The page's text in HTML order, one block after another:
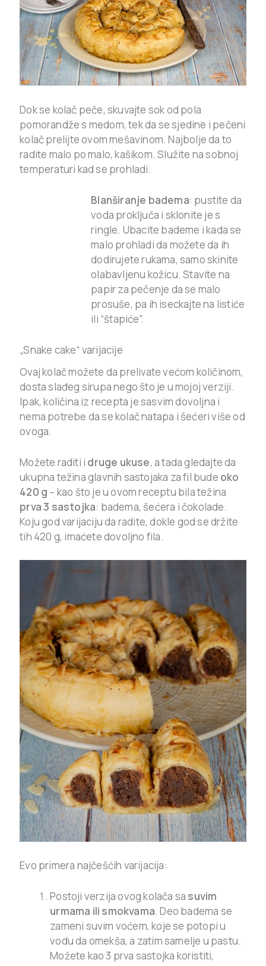
Dok se kolač peče, skuvajte sok od pola
pomorandže s medom, tek da se sjedine i pečeni
kolač prelijte ovom mešavinom. Najbolje da to
radite malo po malo, kašikom. Služite na sobnoj
temperaturi kad se prohladi.
Blanširanje badema: pustite da
voda proključa i sklonite je s
ringle. Ubacite bademe i kada se
malo prohladi da možete da ih
dodirujete rukama, samo skinite
olabavljenu kožicu. Stavite na
papir za pečenje da se malo
prosuše, pa ih iseckajte na listiće
ili “štapiće”.
„Snake cake“ varijacije
Ovaj kolač možete da prelivate većom količinom,
dosta slađeg sirupa nego što je u mojoj verziji.
Ipak, količina iz recepta je sasvim dovoljna i
nema potrebe da se kolač natapa i šećeri više od
ovoga.
Možete raditi i druge ukuse, a tada gledajte da
ukupna težina glavnih sastojaka za fil bude oko
420 g – kao što je u ovom receptu bila težina
prva 3 sastojka: badema, šećera i čokolade.
Koju god varijaciju da radite, dokle god se držite
tih 420 g, imaćete dovoljno fila.
Evo primera najčešćih varijacija:
Postoji verzija ovog kolača sa suvim
urmama ili smokvama. Deo badema se
zameni suvim voćem, koje se potopi u
vodu da omekša, a zatim samelje u pastu.
Možete kao 3 prva sastojka koristiti,